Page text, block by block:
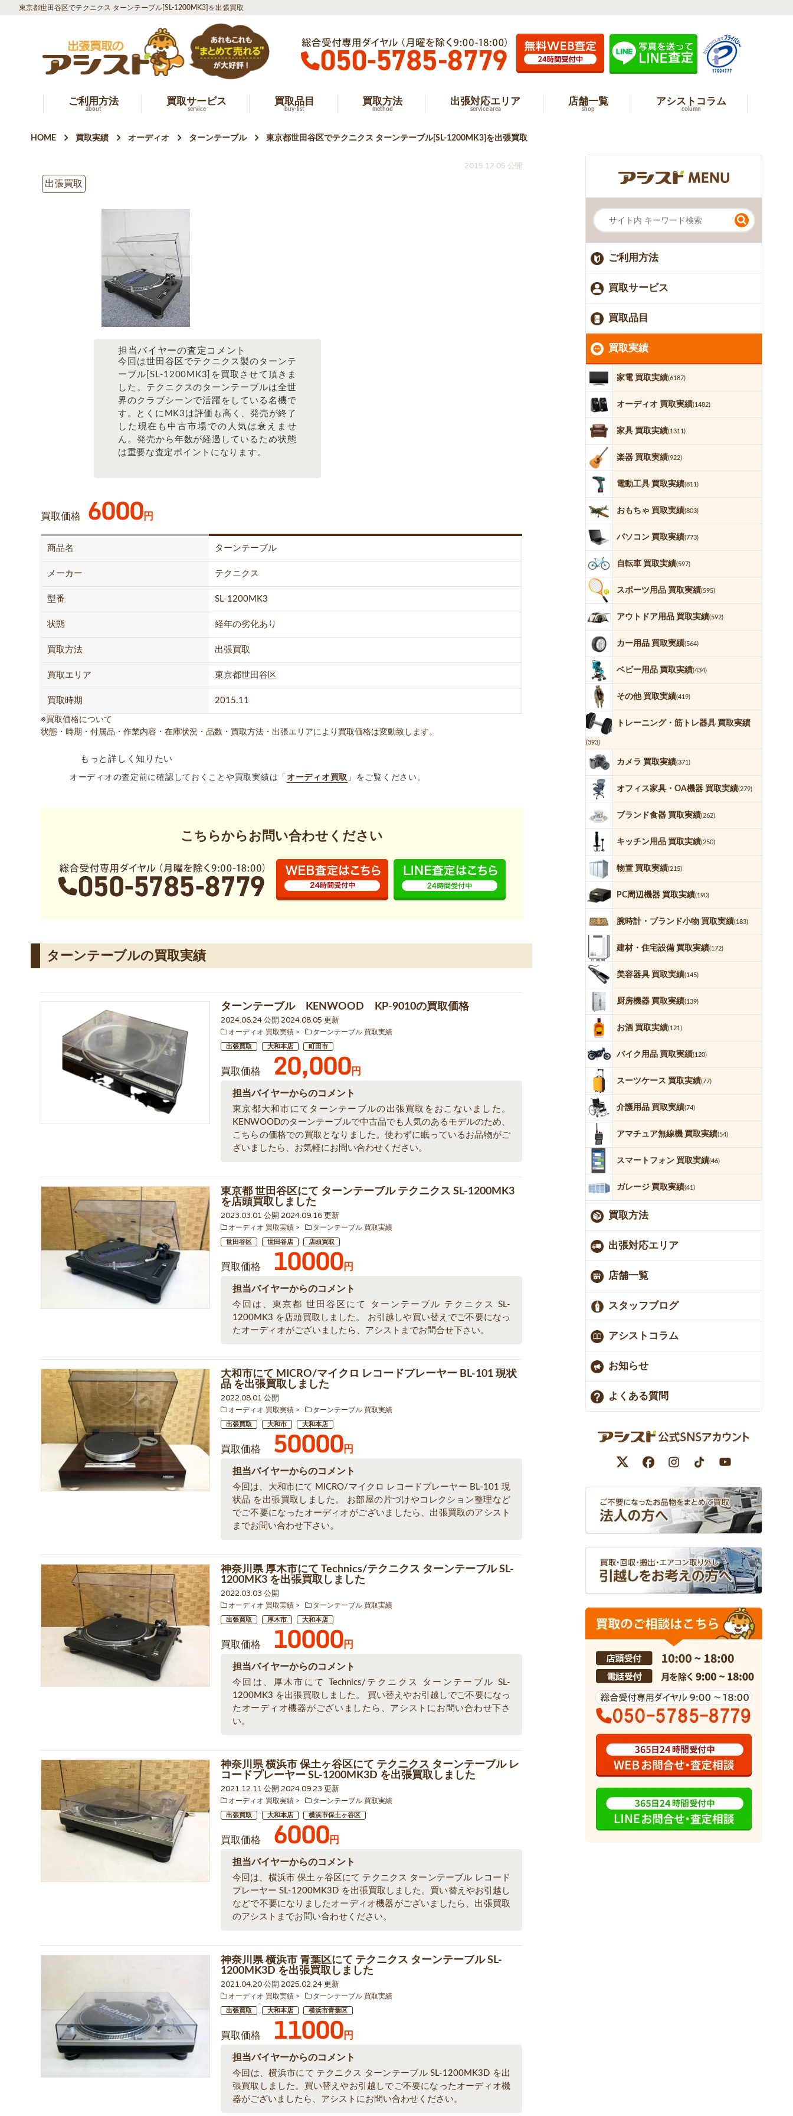
東京都世田谷区でテクニクス ターンテーブル[SL-1200MK3]を出張買取
ご利用方法
about
買取サービス
service
買取品目
buy-list
買取方法
method
出張対応エリア
service area
店舗一覧
shop
アシストコラム
column
HOME 買取実績 オーディオ ターンテーブル 東京都世田谷区でテクニクス ターンテーブル[SL-1200MK3]を出張買取
2015.12.05 公開
出張買取
担当バイヤーの査定コメント
今回は世田谷区でテクニクス製のターンテ
ーブル[SL-1200MK3]を買取させて頂きま
した。テクニクスのターンテーブルは全世
界のクラブシーンで活躍をしている名機で
す。とくにMK3は評価も高く、発売が終了
した現在も中古市場での人気は衰えませ
ん。発売から年数が経過しているため状態
は重要な査定ポイントになります。
買取価格 6000円
商品名 ターンテーブル
メーカー テクニクス
型番 SL-1200MK3
状態 経年の劣化あり
買取方法 出張買取
買取エリア 東京都世田谷区
買取時期 2015.11
※買取価格について
状態・時期・付属品・作業内容・在庫状況・品数・買取方法・出張エリアにより買取価格は変動致します。
もっと詳しく知りたい
オーディオの査定前に確認しておくことや買取実績は「 オーディオ買取 」をご覧ください。
こちらからお問い合わせください
ターンテーブルの買取実績
ターンテーブル KENWOOD KP-9010の買取価格
2024.06.24 公開 2024.08.05 更新
オーディオ 買取実績 ターンテーブル 買取実績
出張買取 大和本店 町田市
買取価格 20,000円
担当バイヤーからのコメント
東京都大和市にてターンテーブルの出張買取をおこないました。
KENWOODのターンテーブルで中古品でも人気のあるモデルのため、
こちらの価格での買取となりました。使わずに眠っているお品物がご
ざいましたら、お気軽にお問い合わせください。
東京都 世田谷区にて ターンテーブル テクニクス SL-1200MK3
を店頭買取しました
2023.03.01 公開 2024.09.16 更新
オーディオ 買取実績 ターンテーブル 買取実績
世田谷区 世田谷店 店頭買取
買取価格 10000円
担当バイヤーからのコメント
今回は、東京都 世田谷区にて ターンテーブル テクニクス SL-
1200MK3 を店頭買取しました。 お引越しや買い替えでご不要になっ
たオーディオがございましたら、アシストまでお問合せ下さい。
大和市にて MICRO/マイクロ レコードプレーヤー BL-101 現状
品 を出張買取しました
2022.08.01 公開
オーディオ 買取実績 ターンテーブル 買取実績
出張買取 大和市 大和本店
買取価格 50000円
担当バイヤーからのコメント
今回は、大和市にて MICRO/マイクロ レコードプレーヤー BL-101 現
状品 を出張買取しました。 お部屋の片づけやコレクション整理など
でご不要になったオーディオがございましたら、出張買取のアシスト
までお問い合わせ下さい。
神奈川県 厚木市にて Technics/テクニクス ターンテーブル SL-
1200MK3 を出張買取しました
2022.03.03 公開
オーディオ 買取実績 ターンテーブル 買取実績
出張買取 厚木市 大和本店
買取価格 10000円
担当バイヤーからのコメント
今回は、厚木市にて Technics/テクニクス ターンテーブル SL-
1200MK3 を出張買取しました。 買い替えやお引越しでご不要になっ
たオーディオ機器がございましたら、アシストにお問い合わせ下さ
い。
神奈川県 横浜市 保土ヶ谷区にて テクニクス ターンテーブル レ
コードプレーヤー SL-1200MK3D を出張買取しました
2021.12.11 公開 2024.09.23 更新
オーディオ 買取実績 ターンテーブル 買取実績
出張買取 大和本店 横浜市保土ヶ谷区
買取価格 6000円
担当バイヤーからのコメント
今回は、横浜市 保土ヶ谷区にて テクニクス ターンテーブル レコード
プレーヤー SL-1200MK3D を出張買取しました。買い替えやお引越し
などで不要になりましたオーディオ機器がございましたら、出張買取
のアシストまでお問い合わせください。
神奈川県 横浜市 青葉区にて テクニクス ターンテーブル SL-
1200MK3D を出張買取しました
2021.04.20 公開 2025.02.24 更新
オーディオ 買取実績 ターンテーブル 買取実績
出張買取 大和本店 横浜市青葉区
買取価格 11000円
担当バイヤーからのコメント
今回は、横浜市にて テクニクス ターンテーブル SL-1200MK3D を出
張買取しました。買い替えやお引越しでご不要になったオーディオ機
器がございましたら、アシストにお問い合わせください。
ご利用方法
買取サービス
買取品目
買取実績
家電 買取実績(6187)
オーディオ 買取実績(1482)
家具 買取実績(1311)
楽器 買取実績(922)
電動工具 買取実績(811)
おもちゃ 買取実績(803)
パソコン 買取実績(773)
自転車 買取実績(597)
スポーツ用品 買取実績(595)
アウトドア用品 買取実績(592)
カー用品 買取実績(564)
ベビー用品 買取実績(434)
その他 買取実績(419)
トレーニング・筋トレ器具 買取実績
(393)
カメラ 買取実績(371)
オフィス家具・OA機器 買取実績(279)
ブランド食器 買取実績(262)
キッチン用品 買取実績(250)
物置 買取実績(215)
PC周辺機器 買取実績(190)
腕時計・ブランド小物 買取実績(183)
建材・住宅設備 買取実績(172)
美容器具 買取実績(145)
厨房機器 買取実績(139)
お酒 買取実績(121)
バイク用品 買取実績(120)
スーツケース 買取実績(77)
介護用品 買取実績(74)
アマチュア無線機 買取実績(54)
スマートフォン 買取実績(46)
ガレージ 買取実績(41)
買取方法
出張対応エリア
店舗一覧
スタッフブログ
アシストコラム
お知らせ
よくある質問